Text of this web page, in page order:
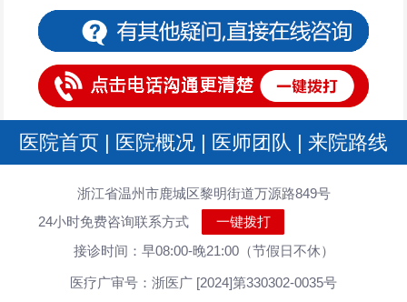
医院首页 | 医院概况 | 医师团队 | 来院路线
浙江省温州市鹿城区黎明街道万源路849号
24小时免费咨询联系方式
一键拨打
接诊时间：早08:00-晚21:00（节假日不休）
医疗广审号：浙医广 [2024]第330302-0035号